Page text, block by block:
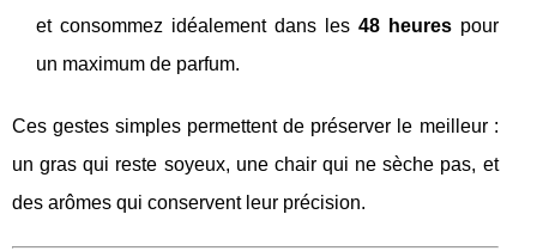
et consommez idéalement dans les 48 heurespour
un maximum de parfum.
Ces gestes simples permettent de préserver le meilleur :
un gras qui reste soyeux, une chair qui ne sèche pas, et
des arômes qui conservent leur précision.